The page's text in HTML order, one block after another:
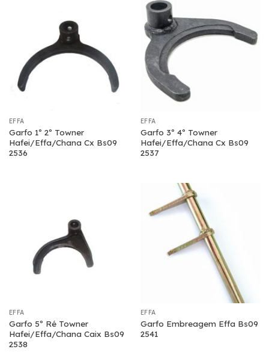
EFFA
Garfo 1º 2º Towner
Hafei/Effa/Chana Cx Bs09
2536
EFFA
Garfo 3º 4º Towner
Hafei/Effa/Chana Cx Bs09
2537
EFFA
Garfo 5º Ré Towner
Hafei/Effa/Chana Caix Bs09
2538
EFFA
Garfo Embreagem Effa Bs09
2541